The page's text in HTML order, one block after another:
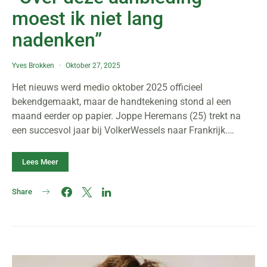
moest ik niet lang
nadenken”
Yves Brokken Oktober 27, 2025
Het nieuws werd medio oktober 2025 officieel
bekendgemaakt, maar de handtekening stond al een
maand eerder op papier. Joppe Heremans (25) trekt na
een succesvol jaar bij VolkerWessels naar Frankrijk.…
Lees Meer
Share